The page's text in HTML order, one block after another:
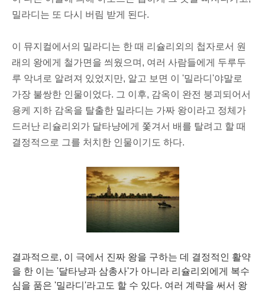
밀라디는 또 다시 버림 받게 된다.
이 뮤지컬에서의 밀라디는 한 때 리슐리외의 첩자로서 원
래의 왕에게 철가면을 씌웠으며, 여러 사람들에게 두루두
루 악녀로 알려져 있었지만, 알고 보면 이 '밀라디'야말로
가장 불쌍한 인물이었다. 그 이후, 감옥이 완전 붕괴되어서
용케 지하 감옥을 탈출한 밀라디는 가짜 왕이라고 정체가
드러난 리슐리외가 달타냥에게 쫓겨서 배를 탈려고 할 때
결정적으로 그를 처치한 인물이기도 하다.
결과적으로, 이 극에서 진짜 왕을 구하는 데 결정적인 활약
을 한 이는 '달타냥과 삼총사'가 아니라 리슐리외에게 복수
심을 품은 '밀라디'라고도 할 수 있다. 여러 계략을 써서 왕